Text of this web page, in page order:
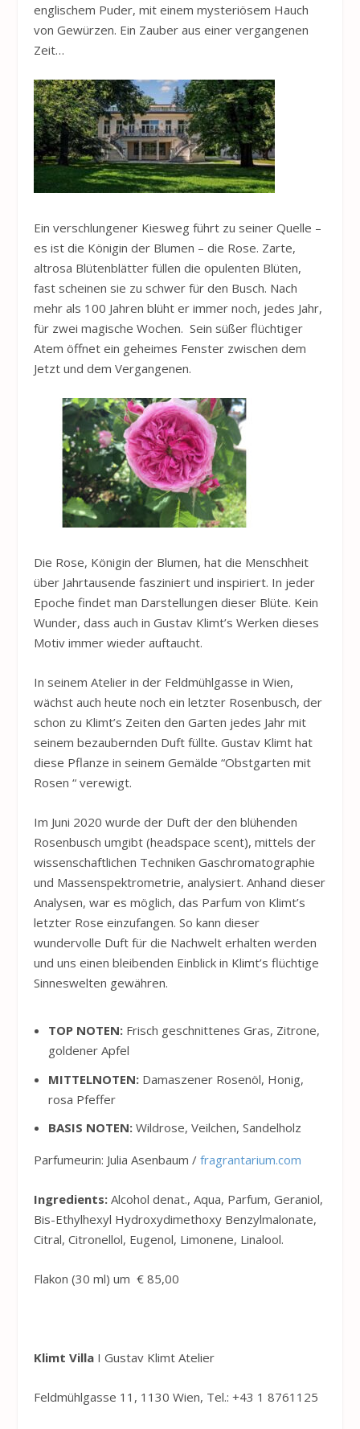
englischem Puder, mit einem mysteriösem Hauch
von Gewürzen. Ein Zauber aus einer vergangenen
Zeit…
Ein verschlungener Kiesweg führt zu seiner Quelle –
es ist die Königin der Blumen – die Rose. Zarte,
altrosa Blütenblätter füllen die opulenten Blüten,
fast scheinen sie zu schwer für den Busch. Nach
mehr als 100 Jahren blüht er immer noch, jedes Jahr,
für zwei magische Wochen. Sein süßer flüchtiger
Atem öffnet ein geheimes Fenster zwischen dem
Jetzt und dem Vergangenen.
Die Rose, Königin der Blumen, hat die Menschheit
über Jahrtausende fasziniert und inspiriert. In jeder
Epoche findet man Darstellungen dieser Blüte. Kein
Wunder, dass auch in Gustav Klimt’s Werken dieses
Motiv immer wieder auftaucht.
In seinem Atelier in der Feldmühlgasse in Wien,
wächst auch heute noch ein letzter Rosenbusch, der
schon zu Klimt’s Zeiten den Garten jedes Jahr mit
seinem bezaubernden Duft füllte. Gustav Klimt hat
diese Pflanze in seinem Gemälde “Obstgarten mit
Rosen “ verewigt.
Im Juni 2020 wurde der Duft der den blühenden
Rosenbusch umgibt (headspace scent), mittels der
wissenschaftlichen Techniken Gaschromatographie
und Massenspektrometrie, analysiert. Anhand dieser
Analysen, war es möglich, das Parfum von Klimt’s
letzter Rose einzufangen. So kann dieser
wundervolle Duft für die Nachwelt erhalten werden
und uns einen bleibenden Einblick in Klimt’s flüchtige
Sinneswelten gewähren.
TOP NOTEN:Frisch geschnittenes Gras, Zitrone,
goldener Apfel
MITTELNOTEN:Damaszener Rosenöl, Honig,
rosa Pfeffer
BASIS NOTEN:Wildrose, Veilchen, Sandelholz
Parfumeurin: Julia Asenbaum /fragrantarium.com
Ingredients: Alcohol denat., Aqua, Parfum, Geraniol,
Bis-Ethylhexyl Hydroxydimethoxy Benzylmalonate,
Citral, Citronellol, Eugenol, Limonene, Linalool.
Flakon (30 ml) um€ 85,00
Klimt Villa I Gustav Klimt Atelier
Feldmühlgasse 11, 1130 Wien, Tel.: +43 1 8761125